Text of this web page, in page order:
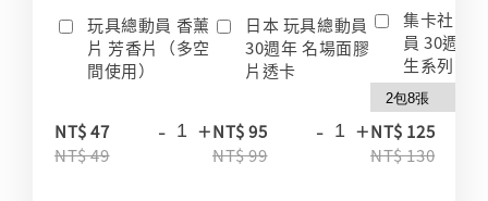
玩具總動員 香薰
片 芳香片（多空
間使用）
NT$ 47
NT$ 49
- +
日本 玩具總動員
30週年 名場面膠
片透卡
NT$ 95
NT$ 99
- +
集卡社 玩
員 30週年
生系列 收
NT$ 125
NT$ 130